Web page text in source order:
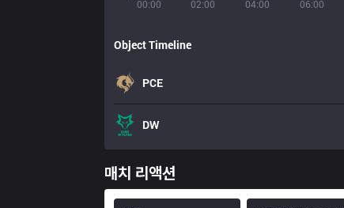
00:00 02:00 04:00 06:00
Object Timeline
PCE
DW
매치 리액션